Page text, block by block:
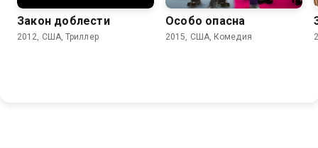
Закон доблести
2012, США, Триллер
Особо опасна
2015, США, Комедия